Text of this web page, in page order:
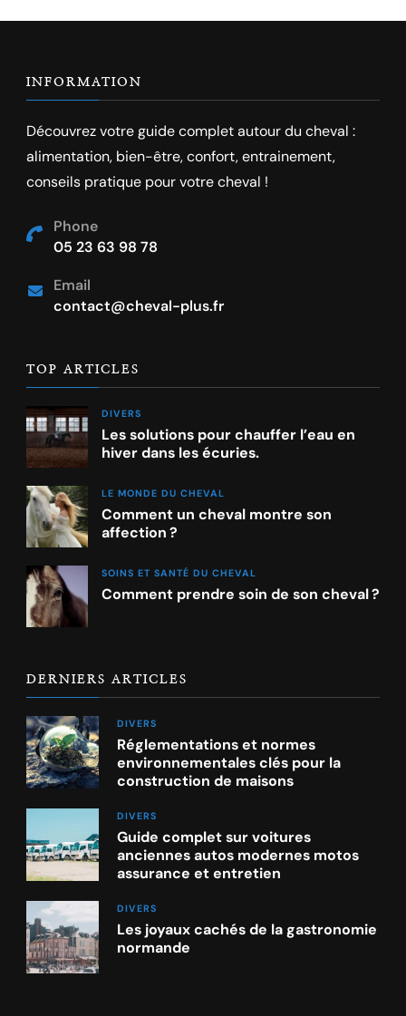
INFORMATION
Découvrez votre guide complet autour du cheval :
alimentation, bien-être, confort, entrainement,
conseils pratique pour votre cheval !
Phone
05 23 63 98 78
Email
contact@cheval-plus.fr
TOP ARTICLES
DIVERS
Les solutions pour chauffer l’eau en
hiver dans les écuries.
LE MONDE DU CHEVAL
Comment un cheval montre son
affection ?
SOINS ET SANTÉ DU CHEVAL
Comment prendre soin de son cheval ?
DERNIERS ARTICLES
DIVERS
Réglementations et normes
environnementales clés pour la
construction de maisons
DIVERS
Guide complet sur voitures
anciennes autos modernes motos
assurance et entretien
DIVERS
Les joyaux cachés de la gastronomie
normande